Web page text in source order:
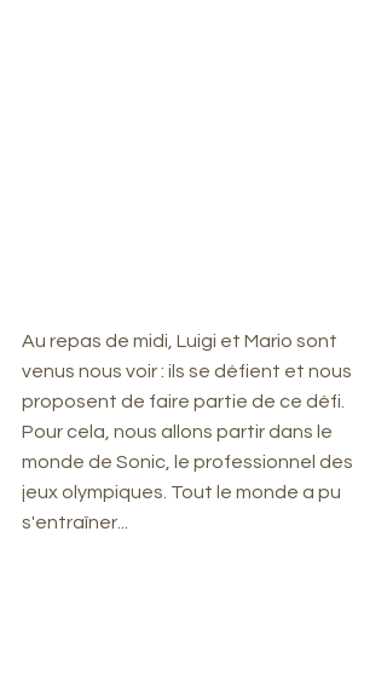
Au repas de midi, Luigi et Mario sont
venus nous voir : ils se défient et nous
proposent de faire partie de ce défi.
Pour cela, nous allons partir dans le
monde de Sonic, le professionnel des
jeux olympiques. Tout le monde a pu
s'entraîner...